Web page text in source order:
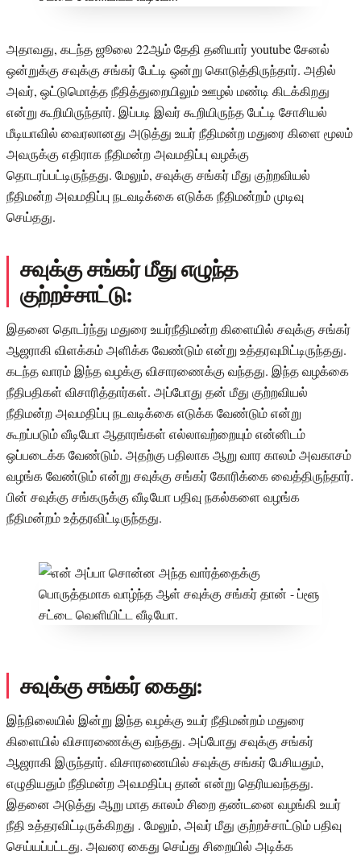
அதாவது, கடந்த ஜூலை 22ஆம் தேதி தனியார் youtube சேனல்
ஒன்றுக்கு சவுக்கு சங்கர் பேட்டி ஒன்று கொடுத்திருந்தார். அதில்
அவர், ஒட்டுமொத்த நீதித்துறையிலும் ஊழல் மண்டி கிடக்கிறது
என்று கூறியிருந்தார். இப்படி இவர் கூறியிருந்த பேட்டி சோசியல்
மீடியாவில் வைரலானது அடுத்து உயர் நீதிமன்ற மதுரை கிளை மூலம்
அவருக்கு எதிராக நீதிமன்ற அவமதிப்பு வழக்கு
தொடரப்பட்டிருந்தது. மேலும், சவுக்கு சங்கர் மீது குற்றவியல்
நீதிமன்ற அவமதிப்பு நடவடிக்கை எடுக்க நீதிமன்றம் முடிவு
செய்தது.
சவுக்கு சங்கர் மீது எழுந்த
குற்றச்சாட்டு:
இதனை தொடர்ந்து மதுரை உயர்நீதிமன்ற கிளையில் சவுக்கு சங்கர்
ஆஜராகி விளக்கம் அளிக்க வேண்டும் என்று உத்தரவுமிட்டிருந்தது.
கடந்த வாரம் இந்த வழக்கு விசாரணைக்கு வந்தது. இந்த வழக்கை
நீதிபதிகள் விசாரித்தார்கள். அப்போது தன் மீது குற்றவியல்
நீதிமன்ற அவமதிப்பு நடவடிக்கை எடுக்க வேண்டும் என்று
கூறப்படும் வீடியோ ஆதாரங்கள் எல்லாவற்றையும் என்னிடம்
ஒப்படைக்க வேண்டும். அதற்கு பதிலாக ஆறு வார காலம் அவகாசம்
வழங்க வேண்டும் என்று சவுக்கு சங்கர் கோரிக்கை வைத்திருந்தார்.
பின் சவுக்கு சங்கருக்கு வீடியோ பதிவு நகல்களை வழங்க
நீதிமன்றம் உத்தரவிட்டிருந்தது.
சவுக்கு சங்கர் கைது:
இந்நிலையில் இன்று இந்த வழக்கு உயர் நீதிமன்றம் மதுரை
கிளையில் விசாரணைக்கு வந்தது. அப்போது சவுக்கு சங்கர்
ஆஜராகி இருந்தார். விசாரணையில் சவுக்கு சங்கர் பேசியதும்,
எழுதியதும் நீதிமன்ற அவமதிப்பு தான் என்று தெரியவந்தது.
இதனை அடுத்து ஆறு மாத காலம் சிறை தண்டனை வழங்கி உயர்
நீதி உத்தரவிட்டிருக்கிறது . மேலும், அவர் மீது குற்றச்சாட்டும் பதிவு
செய்யப்பட்டது. அவரை கைது செய்து சிறையில் அடிக்க